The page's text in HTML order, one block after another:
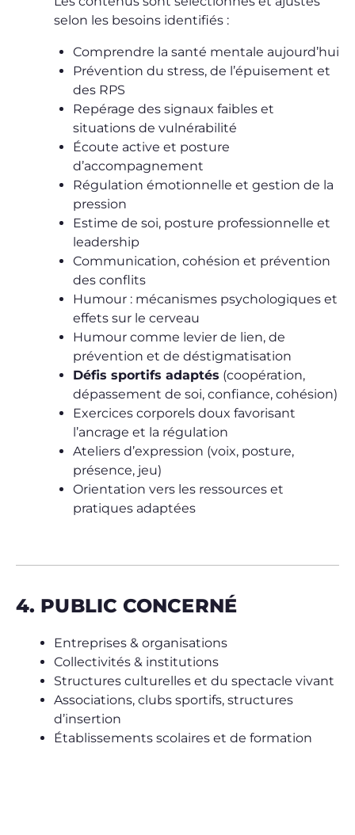
selon les besoins identifiés :
Comprendre la santé mentale aujourd’hui
Prévention du stress, de l’épuisement et
des RPS
Repérage des signaux faibles et
situations de vulnérabilité
Écoute active et posture
d’accompagnement
Régulation émotionnelle et gestion de la
pression
Estime de soi, posture professionnelle et
leadership
Communication, cohésion et prévention
des conflits
Humour : mécanismes psychologiques et
effets sur le cerveau
Humour comme levier de lien, de
prévention et de déstigmatisation
Défis sportifs adaptés (coopération,
dépassement de soi, confiance, cohésion)
Exercices corporels doux favorisant
l’ancrage et la régulation
Ateliers d’expression (voix, posture,
présence, jeu)
Orientation vers les ressources et
pratiques adaptées
4. PUBLIC CONCERNÉ
Entreprises & organisations
Collectivités & institutions
Structures culturelles et du spectacle vivant
Associations, clubs sportifs, structures
d’insertion
Établissements scolaires et de formation